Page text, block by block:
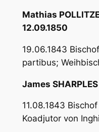
Mathias
12.09.1850
19.06.1843
partibus;
James
11.08.1843
Koadjutor von